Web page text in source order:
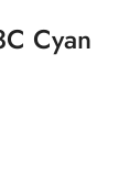
Cyan